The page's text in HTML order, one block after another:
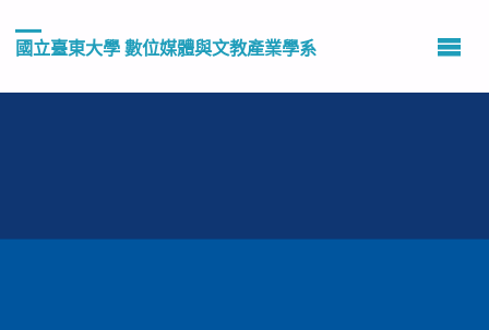
國立臺東大學 數位媒體與文教產業學系